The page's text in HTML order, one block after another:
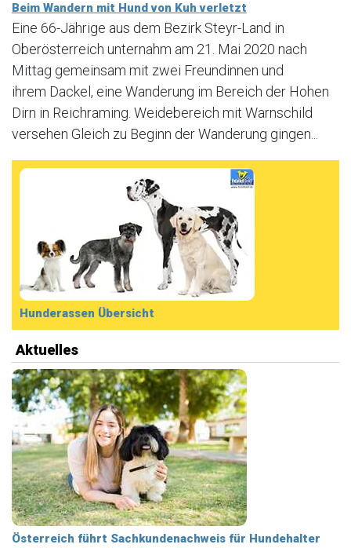
Beim Wandern mit Hund von Kuh verletzt
Eine 66-Jährige aus dem Bezirk Steyr-Land in
Oberösterreich unternahm am 21. Mai 2020 nach
Mittag gemeinsam mit zwei Freundinnen und
ihrem Dackel, eine Wanderung im Bereich der Hohen
Dirn in Reichraming. Weidebereich mit Warnschild
versehen Gleich zu Beginn der Wanderung gingen...
Hunderassen Übersicht
Aktuelles
Österreich führt Sachkundenachweis für Hundehalter